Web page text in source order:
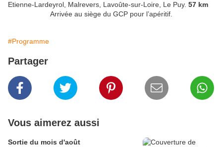
Etienne-Lardeyrol, Malrevers, Lavoûte-sur-Loire, Le Puy. 57 km
Arrivée au siège du GCP pour l’apéritif.
#Programme
Partager
Vous aimerez aussi
Sortie du mois d'août